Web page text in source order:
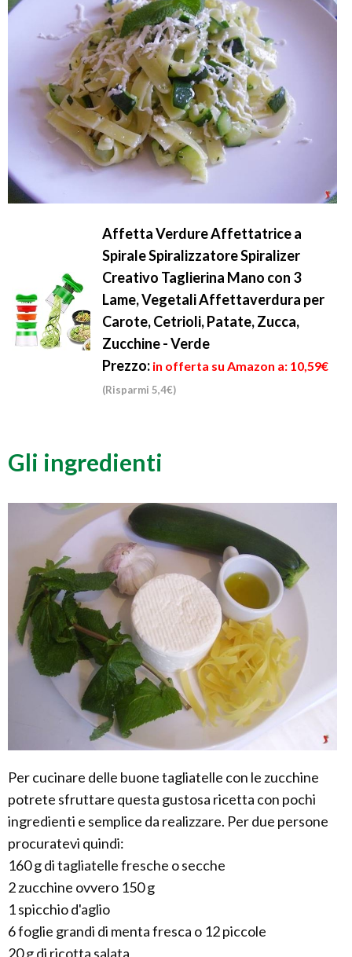
Affetta Verdure Affettatrice a
Spirale Spiralizzatore Spiralizer
Creativo Taglierina Mano con 3
Lame, Vegetali Affettaverdura per
Carote, Cetrioli, Patate, Zucca,
Zucchine - Verde
Prezzo: in offerta su Amazon a: 10,59€
(Risparmi 5,4€)
Gli ingredienti
Per cucinare delle buone tagliatelle con le zucchine
potrete sfruttare questa gustosa ricetta con pochi
ingredienti e semplice da realizzare. Per due persone
procuratevi quindi:
160 g di tagliatelle fresche o secche
2 zucchine ovvero 150 g
1 spicchio d'aglio
6 foglie grandi di menta fresca o 12 piccole
20 g di ricotta salata